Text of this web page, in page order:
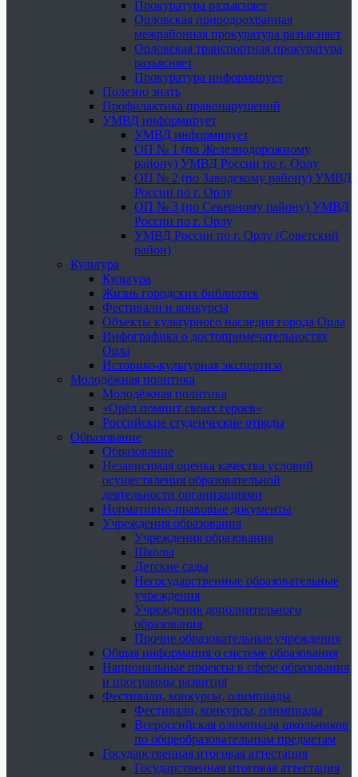
Прокуратура разъясняет
Орловская природоохранная
межрайонная прокуратура разъясняет
Орловская транспортная прокуратура
разъясняет
Прокуратура информирует
Полезно знать
Профилактика правонарушений
УМВД информирует
УМВД информирует
ОП № 1 (по Железнодорожному
району) УМВД России по г. Орлу
ОП № 2 (по Заводскому району) УМВД
России по г. Орлу
ОП № 3 (по Северному району) УМВД
России по г. Орлу
УМВД России по г. Орлу (Советский
район)
Культура
Культура
Жизнь городских библиотек
Фестивали и конкурсы
Объекты культурного наследия города Орла
Инфографика о достопримечательностях
Орла
Историко-культурная экспертиза
Молодёжная политика
Молодёжная политика
«Орёл помнит своих героев»
Российские студенческие отряды
Образование
Образование
Независимая оценка качества условий
осуществления образовательной
деятельности организациями
Нормативно-правовые документы
Учреждения образования
Учреждения образования
Школы
Детские сады
Негосударственные образовательные
учреждения
Учреждения дополнительного
образования
Прочие образовательные учреждения
Общая информация о системе образования
Национальные проекты в сфере образования
и программы развития
Фестивали, конкурсы, олимпиады
Фестивали, конкурсы, олимпиады
Всероссийская олимпиада школьников
по общеобразовательным предметам
Государственная итоговая аттестация
Государственная итоговая аттестация